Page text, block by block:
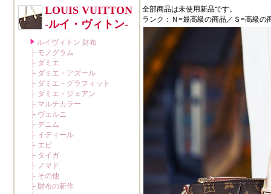
全部商品は未使用新品です。
ランク：Ｎ=最高級の商品／Ｓ=高級の